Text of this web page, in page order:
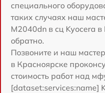
специального
таких случаях наш
M2040dn в сц Kyocera
обратно.
Позвоните и наш
в Красноярске
стоимость работ над
[dataset:services:name]